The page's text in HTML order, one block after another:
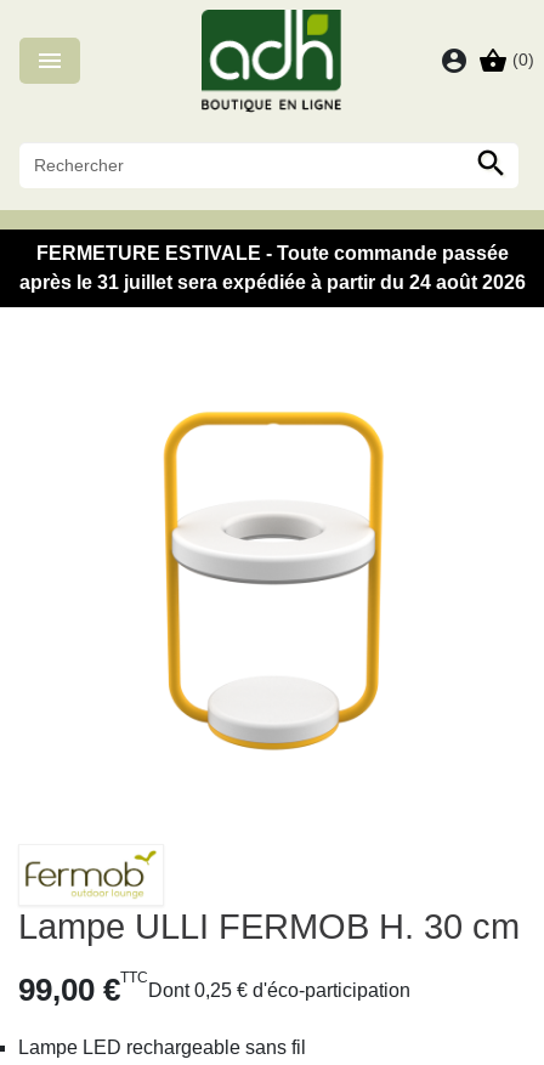
 account_circle shopping_basket (0)

FERMETURE ESTIVALE - Toute commande passée
après le 31 juillet sera expédiée à partir du 24 août 2026
Lampe ULLI FERMOB H. 30 cm
99,00 €TTC
Dont 0,25 € d'éco-participation
Lampe LED rechargeable sans fil
Panneau de gestion des cookies